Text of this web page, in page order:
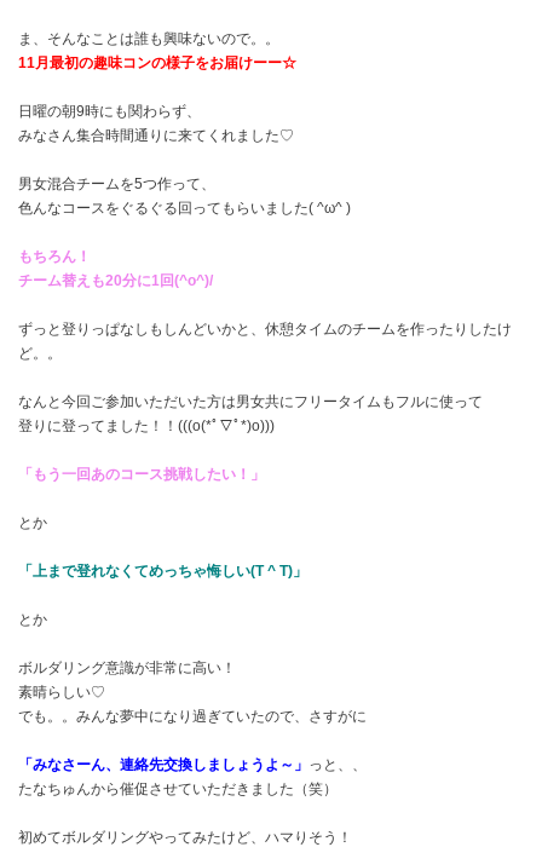
ま、そんなことは誰も興味ないので。。
11月最初の趣味コンの様子をお届けーー☆
日曜の朝9時にも関わらず、
みなさん集合時間通りに来てくれました♡
男女混合チームを5つ作って、
色んなコースをぐるぐる回ってもらいました( ^ω^ )
もちろん！
チーム替えも20分に1回(^o^)/
ずっと登りっぱなしもしんどいかと、休憩タイムのチームを作ったりしたけ
ど。。
なんと今回ご参加いただいた方は男女共にフリータイムもフルに使って
登りに登ってました！！(((o(*ﾟ▽ﾟ*)o)))
「もう一回あのコース挑戦したい！」
とか
「上まで登れなくてめっちゃ悔しい(T ^ T)」
とか
ボルダリング意識が非常に高い！
素晴らしい♡
でも。。みんな夢中になり過ぎていたので、さすがに
「みなさーん、連絡先交換しましょうよ～」 っと、、
たなちゅんから催促させていただきました（笑）
初めてボルダリングやってみたけど、ハマりそう！